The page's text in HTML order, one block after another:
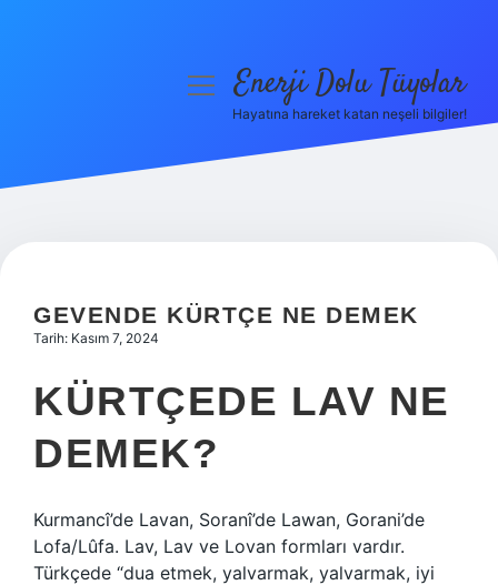
Hakkımızda
menüyüEnerji Dolu Tüyolar
Hayatına hareket katan neşeli bilgiler!
GEVENDE KÜRTÇE NE DEMEK
Tarih: Kasım 7, 2024
KÜRTÇEDE LAV NE
DEMEK?
Kurmancî’de Lavan, Soranî’de Lawan, Gorani’de
Lofa/Lûfa. Lav, Lav ve Lovan formları vardır.
Türkçede “dua etmek, yalvarmak, yalvarmak, iyi